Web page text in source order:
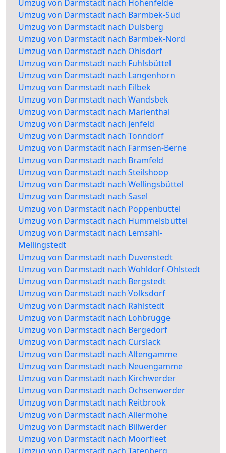
Umzug von Darmstadt nach Hohenfelde
Umzug von Darmstadt nach Barmbek-Süd
Umzug von Darmstadt nach Dulsberg
Umzug von Darmstadt nach Barmbek-Nord
Umzug von Darmstadt nach Ohlsdorf
Umzug von Darmstadt nach Fuhlsbüttel
Umzug von Darmstadt nach Langenhorn
Umzug von Darmstadt nach Eilbek
Umzug von Darmstadt nach Wandsbek
Umzug von Darmstadt nach Marienthal
Umzug von Darmstadt nach Jenfeld
Umzug von Darmstadt nach Tonndorf
Umzug von Darmstadt nach Farmsen-Berne
Umzug von Darmstadt nach Bramfeld
Umzug von Darmstadt nach Steilshoop
Umzug von Darmstadt nach Wellingsbüttel
Umzug von Darmstadt nach Sasel
Umzug von Darmstadt nach Poppenbüttel
Umzug von Darmstadt nach Hummelsbüttel
Umzug von Darmstadt nach Lemsahl-
Mellingstedt
Umzug von Darmstadt nach Duvenstedt
Umzug von Darmstadt nach Wohldorf-Ohlstedt
Umzug von Darmstadt nach Bergstedt
Umzug von Darmstadt nach Volksdorf
Umzug von Darmstadt nach Rahlstedt
Umzug von Darmstadt nach Lohbrügge
Umzug von Darmstadt nach Bergedorf
Umzug von Darmstadt nach Curslack
Umzug von Darmstadt nach Altengamme
Umzug von Darmstadt nach Neuengamme
Umzug von Darmstadt nach Kirchwerder
Umzug von Darmstadt nach Ochsenwerder
Umzug von Darmstadt nach Reitbrook
Umzug von Darmstadt nach Allermöhe
Umzug von Darmstadt nach Billwerder
Umzug von Darmstadt nach Moorfleet